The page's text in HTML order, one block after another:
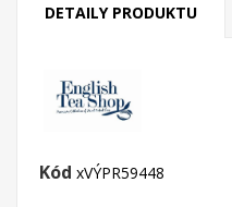
DETAILY PRODUKTU
Kód xVÝPR59448